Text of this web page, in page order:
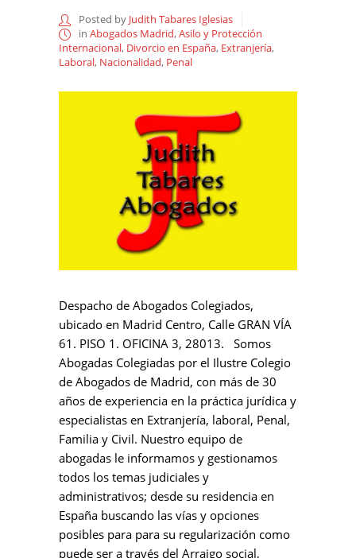
Posted by Judith Tabares Iglesias
in Abogados Madrid,Asilo y Protección
Internacional, Divorcio en España, Extranjería,
Laboral, Nacionalidad, Penal
Despacho de Abogados Colegiados,
ubicado en Madrid Centro, Calle GRAN VÍA
61. PISO 1. OFICINA 3, 28013. Somos
Abogadas Colegiadas por el Ilustre Colegio
de Abogados de Madrid, con más de 30
años de experiencia en la práctica jurídica y
especialistas en Extranjería, laboral, Penal,
Familia y Civil. Nuestro equipo de
abogadas le informamos y gestionamos
todos los temas judiciales y
administrativos; desde su residencia en
España buscando las vías y opciones
posibles para para su regularización como
puede ser a través del Arraigo social,